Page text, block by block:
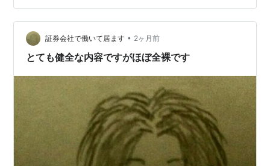
なくて……」 「え？……」 「……、やっぱり……、変です
よね？いい歳して……」 「あ……、いや……、ごめんなさ
い、そんなつもりじ…
証券会社で働いて居ます • 2ヶ月前
とても健全な内容ですがほぼ全裸です